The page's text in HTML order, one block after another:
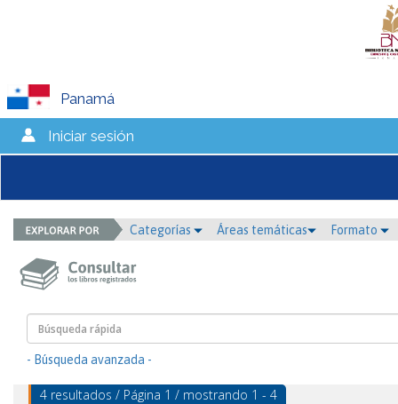
Panamá
Iniciar sesión
Categorías Áreas temáticas Formato
- Búsqueda avanzada -
4 resultados / Página 1 / mostrando 1 - 4